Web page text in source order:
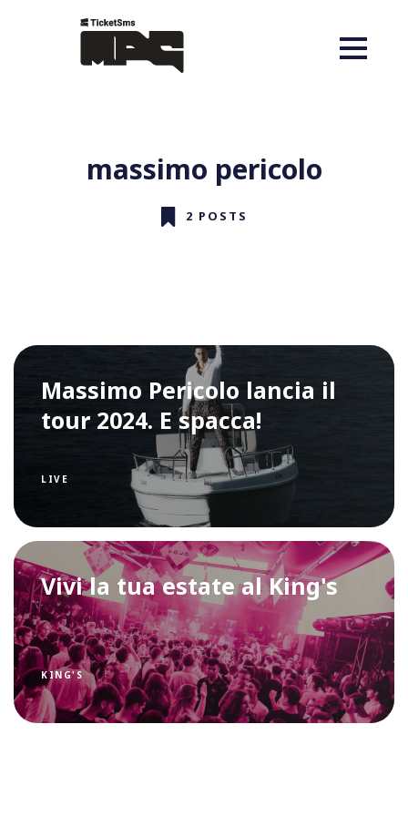
massimo pericolo
2 POSTS
Massimo Pericolo lancia il
tour 2024. E spacca!
LIVE
Vivi la tua estate al King's
KING'S